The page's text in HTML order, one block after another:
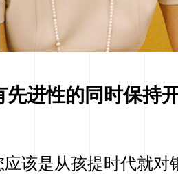
先进性的同时保持
应该是从孩提时代就对